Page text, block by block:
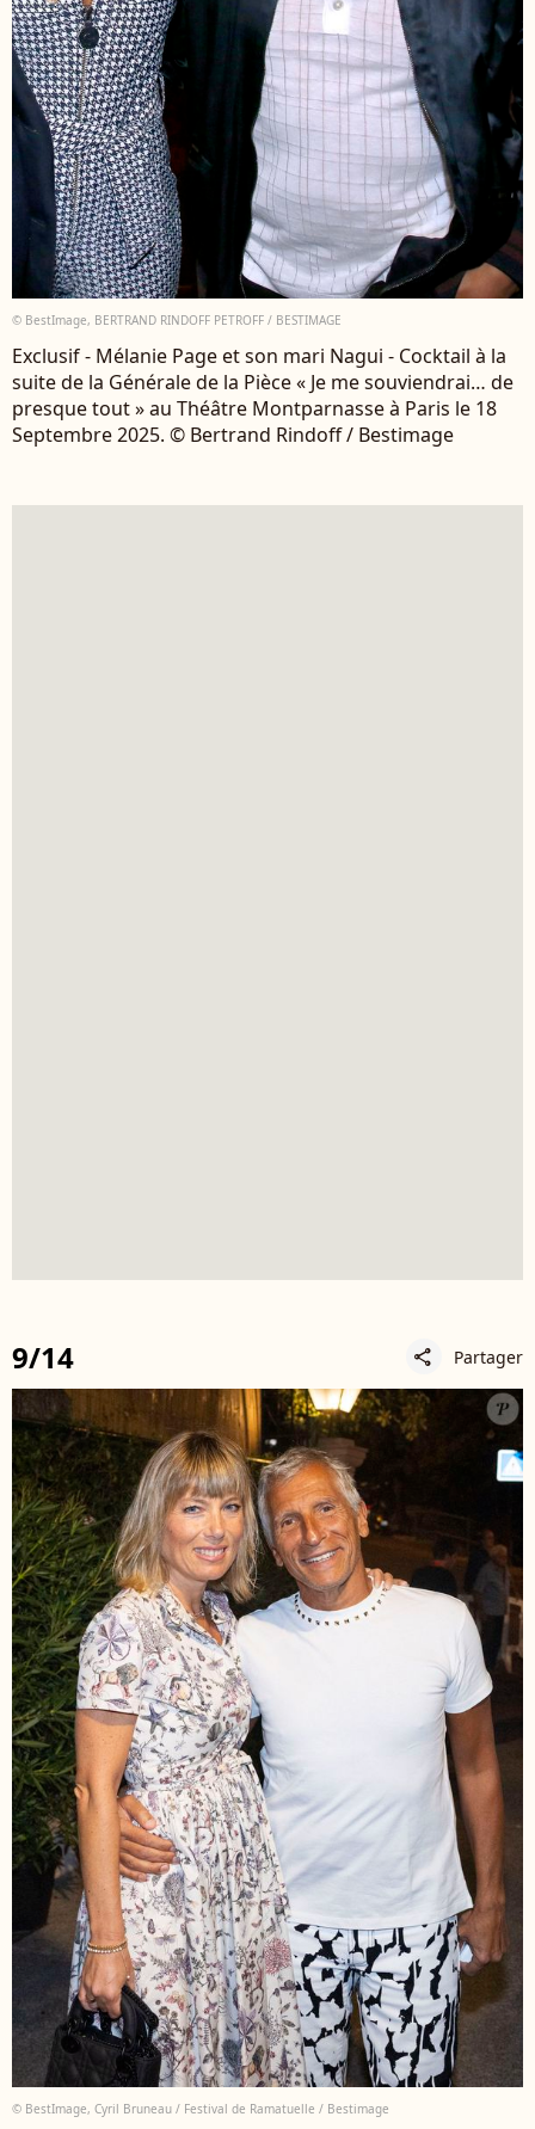
© BestImage, BERTRAND RINDOFF PETROFF / BESTIMAGE
Exclusif - Mélanie Page et son mari Nagui - Cocktail à la
suite de la Générale de la Pièce « Je me souviendrai… de
presque tout » au Théâtre Montparnasse à Paris le 18
Septembre 2025. © Bertrand Rindoff / Bestimage
9/14 share Partager
© BestImage, Cyril Bruneau / Festival de Ramatuelle / Bestimage